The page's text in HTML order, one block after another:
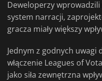
Deweloperzy
system narracji,
gracza miały większy
Jednym z godnych
włączenie Leagues of
jako siła zewnętrzna